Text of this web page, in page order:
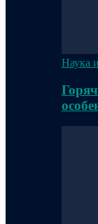
Наука